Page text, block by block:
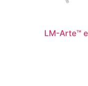
LM-Arte™